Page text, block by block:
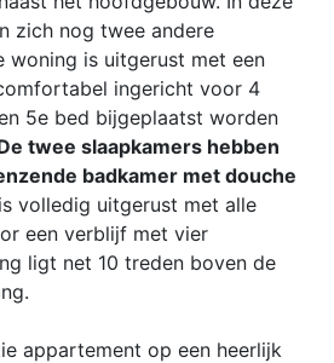
zich nog twee andere
woning is uitgerust met een
ingericht voor 4
5e bed bijgeplaatst worden
twee slaapkamers hebben
badkamer met douche
volledig uitgerust met alle
een verblijf met vier
ligt net 10 treden boven de
appartement op een heerlijk